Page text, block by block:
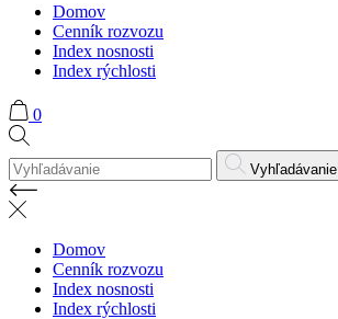
Domov
Cenník rozvozu
Index nosnosti
Index rýchlosti
0
Vyhľadávanie
Domov
Cenník rozvozu
Index nosnosti
Index rýchlosti